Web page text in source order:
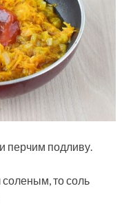
перчим подливу.
то соль